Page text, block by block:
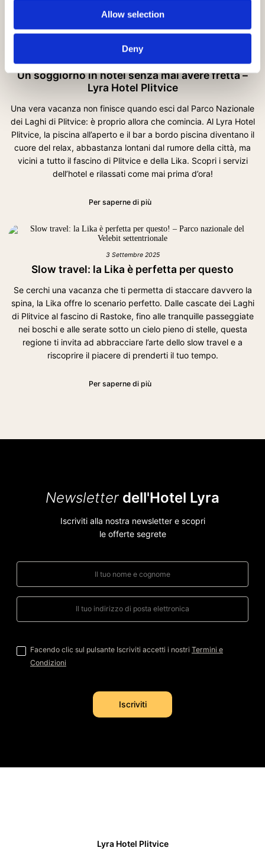
Allow selection
Deny
Un soggiorno in hotel senza mai avere fretta –
Lyra Hotel Plitvice
Una vera vacanza non finisce quando esci dal Parco Nazionale
dei Laghi di Plitvice: è proprio allora che comincia. Al Lyra Hotel
Plitvice, la piscina all’aperto e il bar a bordo piscina diventano il
cuore del relax, abbastanza lontani dal rumore della città, ma
vicini a tutto il fascino di Plitvice e della Lika. Scopri i servizi
dell’hotel e rilassati come mai prima d’ora!
Per saperne di più
3 Settembre 2025
Slow travel: la Lika è perfetta per questo
Se cerchi una vacanza che ti permetta di staccare davvero la
spina, la Lika offre lo scenario perfetto. Dalle cascate dei Laghi
di Plitvice al fascino di Rastoke, fino alle tranquille passeggiate
nei boschi e alle serate sotto un cielo pieno di stelle, questa
regione ti invita ad abbracciare l’arte dello slow travel e a
riscoprire il piacere di prenderti il tuo tempo.
Per saperne di più
Newsletter dell'Hotel Lyra
Iscriviti alla nostra newsletter e scopri
le offerte segrete
Facendo clic sul pulsante Iscriviti accetti i nostri Termini e
Condizioni
Lyra Hotel Plitvice